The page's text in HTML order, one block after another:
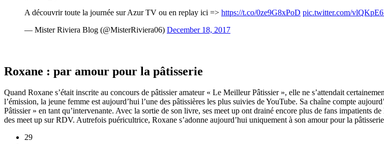
A découvrir toute la journée sur Azur TV ou en replay ici => https://t.co/0ze9G8xPoD pic.twitter.com/
— Mister Riviera Blog (@MisterRiviera06) December 18, 2017
Roxane : par amour pour la pâtisserie
Quand Roxane s’était inscrite au concours de pâtissier amateur « Le Meilleur Pâtissier », elle ne s’attendait
l’émission, la jeune femme est aujourd’hui l’une des pâtissières les plus suivies de YouTube. Sa chaîne compte
Pâtissier » en tant qu’intervenante. Avec la sortie de son livre, ses meet up ont drainé encore plus de fans impatients
des meet up sur RDV. Autrefois puéricultrice, Roxane s’adonne aujourd’hui uniquement à son amour pour la
29